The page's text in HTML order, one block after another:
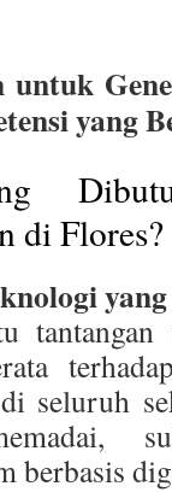
untuk
yang
di Flores?
tantangan
seluruh
berbasis